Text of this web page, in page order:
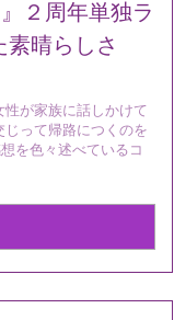
２周年単独ラ
晴らしさ
性が家族に話しかけて
って帰路につくのを
を色々述べているコ